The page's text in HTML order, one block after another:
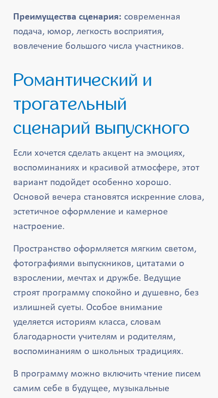
Преимущества сценария: современная
подача, юмор, легкость восприятия,
вовлечение большого числа участников.
Романтический и
трогательный
сценарий выпускного
Если хочется сделать акцент на эмоциях,
воспоминаниях и красивой атмосфере, этот
вариант подойдет особенно хорошо.
Основой вечера становятся искренние слова,
эстетичное оформление и камерное
настроение.
Пространство оформляется мягким светом,
фотографиями выпускников, цитатами о
взрослении, мечтах и дружбе. Ведущие
строят программу спокойно и душевно, без
излишней суеты. Особое внимание
уделяется историям класса, словам
благодарности учителям и родителям,
воспоминаниям о школьных традициях.
В программу можно включить чтение писем
самим себе в будущее, музыкальные